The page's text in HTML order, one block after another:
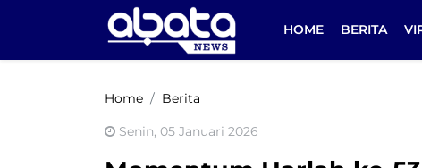
HOME BERITA
Home Berita
Senin, 05 Januari 2026